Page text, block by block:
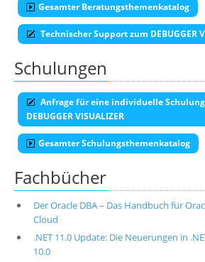
Gesamter Beratungsthemenkatalog
Technischer Support zum DEBUGGER
Schulungen
Anfrage für eine individuelle
DEBUGGER VISUALIZER
Gesamter Schulungsthemenkatalog
Fachbücher
Der Oracle DBA – Das Handbuch für
Cloud
.NET 11.0 Update: Die Neuerungen in
10.0